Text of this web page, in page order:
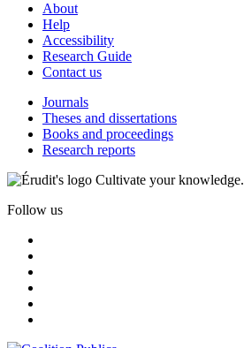
About
Help
Accessibility
Research Guide
Contact us
Journals
Theses and dissertations
Books and proceedings
Research reports
Cultivate your knowledge.
Follow us